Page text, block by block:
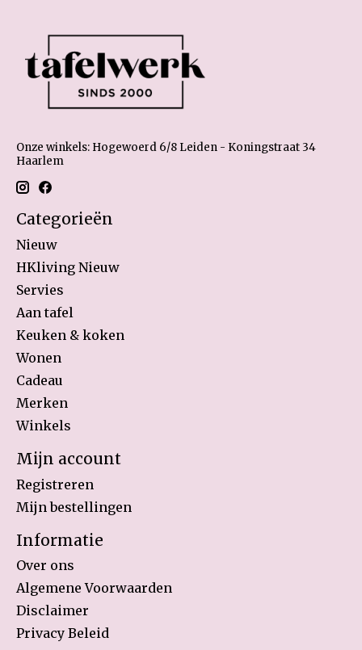
Onze winkels: Hogewoerd 6/8 Leiden - Koningstraat 34
Haarlem
Categorieën
Nieuw
HKliving Nieuw
Servies
Aan tafel
Keuken & koken
Wonen
Cadeau
Merken
Winkels
Mijn account
Registreren
Mijn bestellingen
Informatie
Over ons
Algemene Voorwaarden
Disclaimer
Privacy Beleid